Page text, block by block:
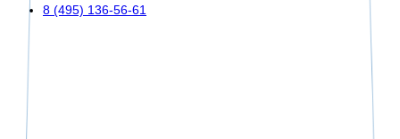
8 (495) 136-56-61